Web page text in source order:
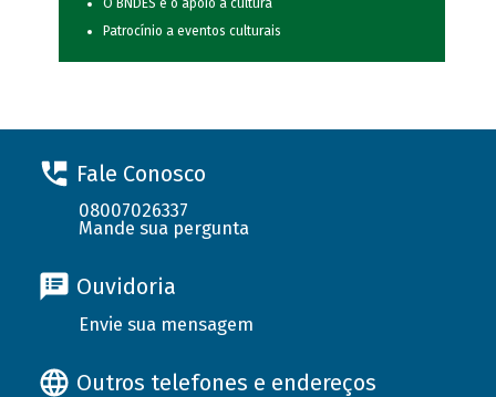
O BNDES e o apoio à cultura
Patrocínio a eventos culturais
Fale Conosco
08007026337
Mande sua pergunta
Ouvidoria
Envie sua mensagem
Outros telefones e endereços